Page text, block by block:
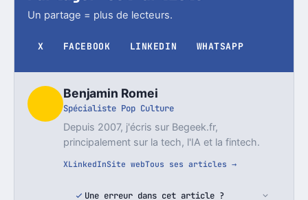
Un partage = plus de lecteurs.
X FACEBOOK LINKEDIN WHATSAPP
Benjamin Romei
Spécialiste Pop Culture
Depuis 2007, j'écris sur Begeek.fr,
principalement sur la tech, l'IA et la fintech.
XLinkedInSite webTous ses articles →
Une erreur dans cet article ?